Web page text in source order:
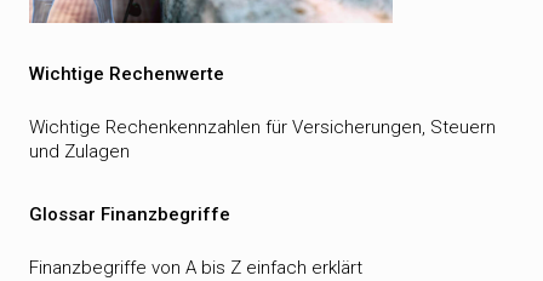
Wichtige Rechenwerte
Wichtige Rechenkennzahlen für Versicherungen, Steuern
und Zulagen
Glossar Finanzbegriffe
Finanzbegriffe von A bis Z einfach erklärt